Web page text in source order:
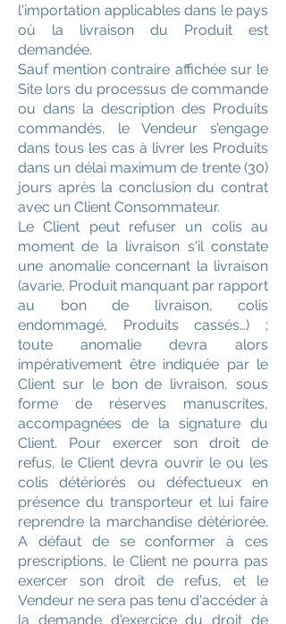
l'importation applicables dans le pays
où la livraison du Produit est
demandée.
Sauf mention contraire affichée sur le
Site lors du processus de commande
ou dans la description des Produits
commandés, le Vendeur s’engage
dans tous les cas à livrer les Produits
dans un délai maximum de trente (30)
jours après la conclusion du contrat
avec un Client Consommateur.
Le Client peut refuser un colis au
moment de la livraison s'il constate
une anomalie concernant la livraison
(avarie, Produit manquant par rapport
au bon de livraison, colis
endommagé, Produits cassés…) ;
toute anomalie devra alors
impérativement être indiquée par le
Client sur le bon de livraison, sous
forme de réserves manuscrites,
accompagnées de la signature du
Client. Pour exercer son droit de
refus, le Client devra ouvrir le ou les
colis détériorés ou défectueux en
présence du transporteur et lui faire
reprendre la marchandise détériorée.
A défaut de se conformer à ces
prescriptions, le Client ne pourra pas
exercer son droit de refus, et le
Vendeur ne sera pas tenu d'accéder à
la demande d'exercice du droit de